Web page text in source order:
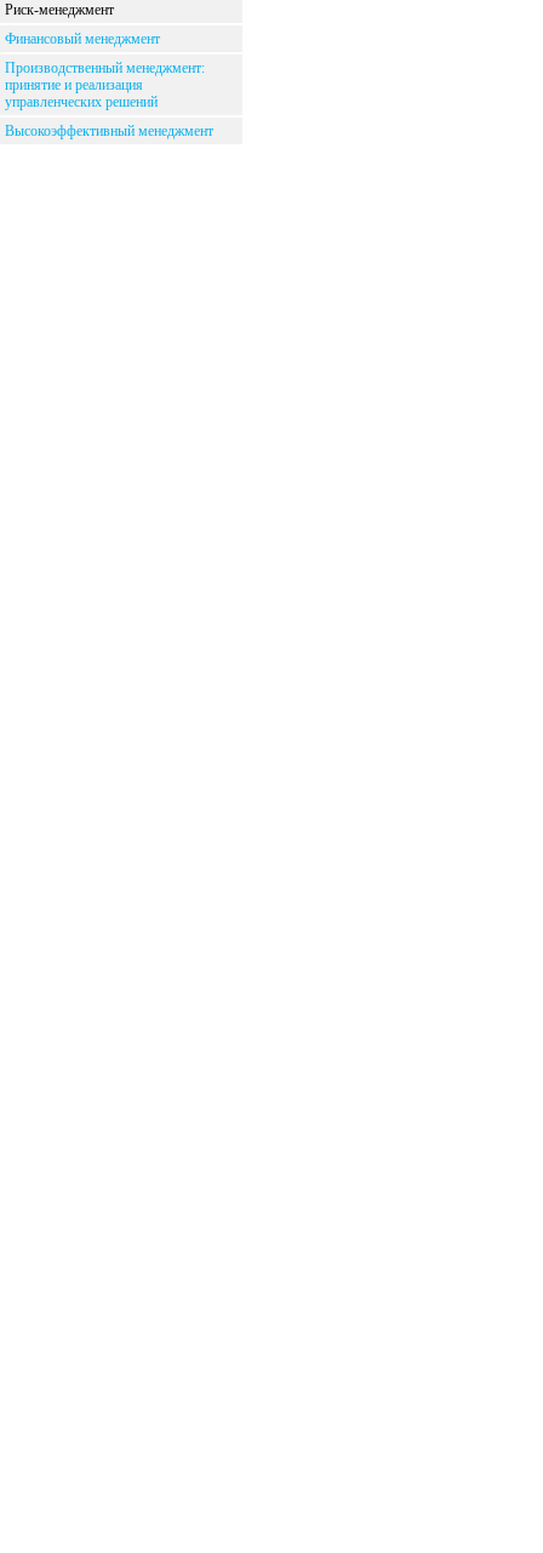
Риск-менеджмент
Финансовый менеджмент
Производственный менеджмент:
принятие и реализация
управленческих решений
Высокоэффективный менеджмент